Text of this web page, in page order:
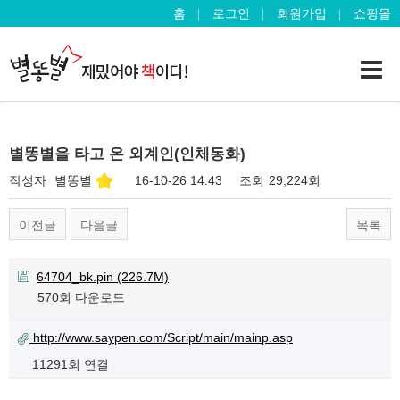
홈 로그인 회원가입 쇼핑몰
별똥별을 타고 온 외계인(인체동화)
작성자 별똥별 16-10-26 14:43 조회 29,224회
이전글 다음글 목록
64704_bk.pin (226.7M)
570회 다운로드
http://www.saypen.com/Script/main/mainp.asp
11291회 연결